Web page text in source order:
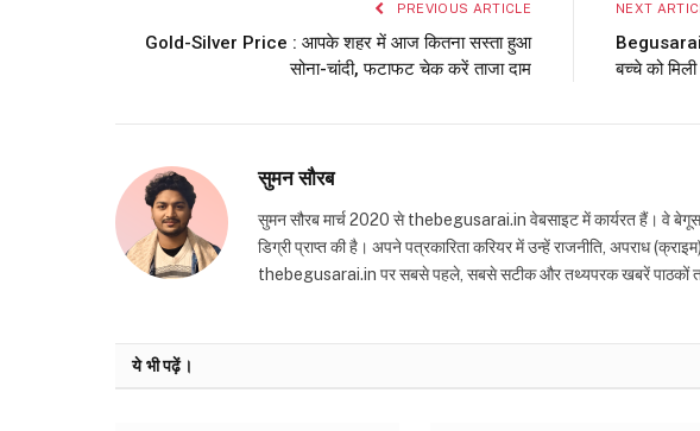
PREVIOUS ARTICLE
Gold-Silver Price : आपके शहर में आज कितना सस्ता हुआ
सोना-चांदी, फटाफट चेक करें ताजा दाम
NEXT
Begusarai
बच्चे को
सुमन सौरब
सुमन सौरब मार्च 2020 से thebegusarai.in वेबसाइट में कार्यरत हैं। वे
डिग्री प्राप्त की है। अपने पत्रकारिता करियर में उन्हें राजनीति, अपराध
thebegusarai.in पर सबसे पहले, सबसे सटीक और तथ्यपरक खबरें पाठकों
ये भी पढ़ें।